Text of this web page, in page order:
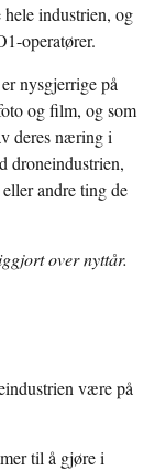
industrien, og
operatører.
nysgjerrige på
og film, og som
deres næring i
droneindustrien,
andre ting de
over nyttår.
være på
til å gjøre i